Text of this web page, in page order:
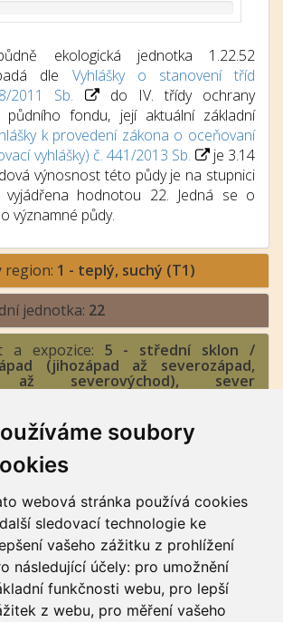
soubory
webová stránka používá cookies
sledovací technologie ke
vašeho zážitku z prohlížení
následující účely: pro umožnění
funkčnosti webu, pro lepší
z webu, pro měření vašeho
ekologická jednotka 1.22.52
dle Vyhlášky o stanovení tříd
2011 Sb.
do IV. třídy ochrany
půdního fondu, její aktuální základní
k provedení zákona o oceňovaní
vyhlášky) č. 441/2013 Sb.
je 3.14
výnosnost této půdy je na stupnici
hodnotou 22. Jedná se o
významné půdy.
region: 1 - teplý, suchý (T1)
jednotka: 22
a expozice: 5 - střední sklon /
(jihozápad až severozápad,
až severovýchod), sever
severovýchod)
a hloubka půdy:2 - slabě
hluboká
v rámci Společné zemědělské
typu